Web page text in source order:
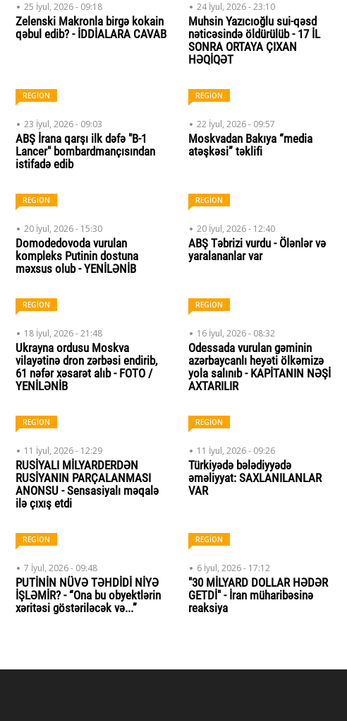
25 İyul, 2026 - 09:18
Zelenski Makronla birgə kokain
qəbul edib? - İDDİALARA CAVAB
24 İyul, 2026 - 23:10
Muhsin Yazıcıoğlu sui-qəsd
nəticəsində öldürülüb - 17 İL
SONRA ORTAYA ÇIXAN
HƏQİQƏT
REGİON
23 İyul, 2026 - 09:03
ABŞ İrana qarşı ilk dəfə "B-1
Lancer" bombardmançısından
istifadə edib
REGİON
22 İyul, 2026 - 09:57
Moskvadan Bakıya “media
atəşkəsi” təklifi
REGİON
20 İyul, 2026 - 15:30
Domodedovoda vurulan
kompleks Putinin dostuna
məxsus olub - YENİLƏNİB
REGİON
20 İyul, 2026 - 12:40
ABŞ Təbrizi vurdu - Ölənlər və
yaralananlar var
REGİON
18 İyul, 2026 - 21:48
Ukrayna ordusu Moskva
vilayətinə dron zərbəsi endirib,
61 nəfər xəsarət alıb - FOTO /
YENİLƏNİB
REGİON
16 İyul, 2026 - 08:32
Odessada vurulan gəminin
azərbaycanlı heyəti ölkəmizə
yola salınıb - KAPİTANIN NƏŞİ
AXTARILIR
REGİON
11 İyul, 2026 - 12:29
RUSİYALI MİLYARDERDƏN
RUSİYANIN PARÇALANMASI
ANONSU - Sensasiyalı məqalə
ilə çıxış etdi
REGİON
11 İyul, 2026 - 09:26
Türkiyədə bələdiyyədə
əməliyyat: SAXLANILANLAR
VAR
REGİON
7 İyul, 2026 - 09:48
PUTİNİN NÜVƏ TƏHDİDİ NİYƏ
İŞLƏMİR? - “Ona bu obyektlərin
xəritəsi göstəriləcək və...”
REGİON
6 İyul, 2026 - 17:12
"30 MİLYARD DOLLAR HƏDƏR
GETDİ" - İran müharibəsinə
reaksiya